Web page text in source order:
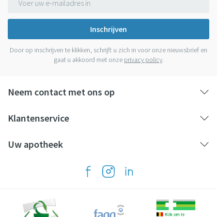
ontstoken raken. Verschijnselen en klachten daarvan zijn
onder meer dat u minder plast dan gewoonlijk of bloed in
uw plas heeft en/of overgevoeligheidsreacties zoals
verschijnselen moet u aan de behandelend arts melden.
gedurende lange tijd moet innemen. Neem contact op
vitamine B12:  Extreme vermoeidheid of gebrek aan
energie  Tintelingen  Pijnlijke of rode tong,
mondzweren  Spierzwakte  Verstoord zicht 
Problemen met geheugen, verwarring, depressie
Inschrijven
Door op inschrijven te klikken, schrijft u zich in voor onze nieuwsbrief en
gaat u akkoord met onze privacy policy.
Neem contact met ons op
Klantenservice
Uw apotheek